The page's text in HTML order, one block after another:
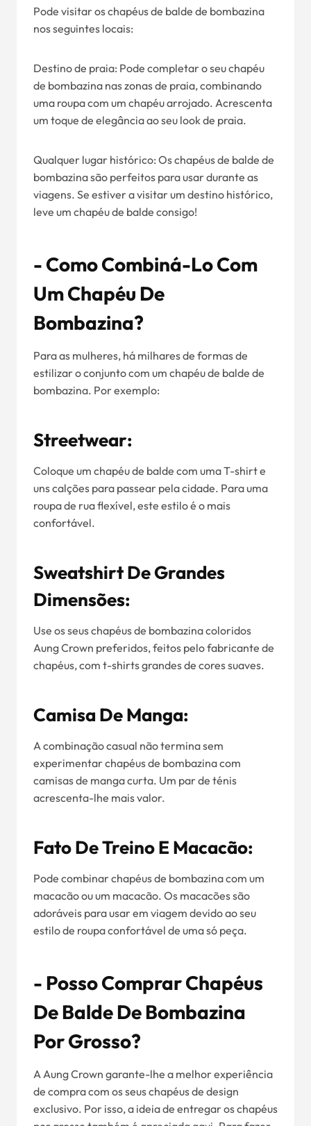
Pode visitar os chapéus de balde de bombazina
nos seguintes locais:
Destino de praia: Pode completar o seu chapéu
de bombazina nas zonas de praia, combinando
uma roupa com um chapéu arrojado. Acrescenta
um toque de elegância ao seu look de praia.
Qualquer lugar histórico: Os chapéus de balde de
bombazina são perfeitos para usar durante as
viagens. Se estiver a visitar um destino histórico,
leve um chapéu de balde consigo!
- Como Combiná-Lo Com
Um Chapéu De
Bombazina?
Para as mulheres, há milhares de formas de
estilizar o conjunto com um chapéu de balde de
bombazina. Por exemplo:
Streetwear:
Coloque um chapéu de balde com uma T-shirt e
uns calções para passear pela cidade. Para uma
roupa de rua flexível, este estilo é o mais
confortável.
Sweatshirt De Grandes
Dimensões:
Use os seus chapéus de bombazina coloridos
Aung Crown preferidos, feitos pelo fabricante de
chapéus, com t-shirts grandes de cores suaves.
Camisa De Manga:
A combinação casual não termina sem
experimentar chapéus de bombazina com
camisas de manga curta. Um par de ténis
acrescenta-lhe mais valor.
Fato De Treino E Macacão:
Pode combinar chapéus de bombazina com um
macacão ou um macacão. Os macacões são
adoráveis para usar em viagem devido ao seu
estilo de roupa confortável de uma só peça.
- Posso Comprar Chapéus
De Balde De Bombazina
Por Grosso?
A Aung Crown garante-lhe a melhor experiência
de compra com os seus chapéus de design
exclusivo. Por isso, a ideia de entregar os chapéus